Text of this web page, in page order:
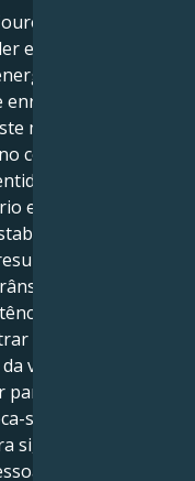
está prestes a
e renovação que
de Touro,
está a
momento, é
considerado
de ligação às
eu e às coisas
é algo
desta
será instado
inatas, bem
alegria nas
vida que ainda
dos casos,
se para as coisas
si, tais como a
a satisfação